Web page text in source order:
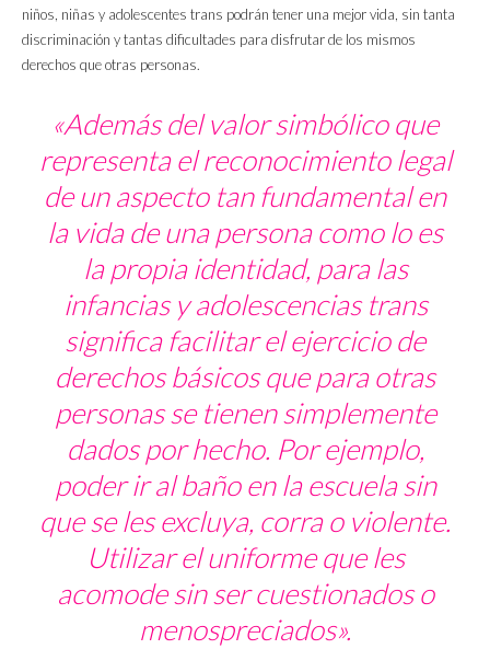
niños, niñas y adolescentes trans podrán tener una mejor vida, sin tanta
discriminación y tantas dificultades para disfrutar de los mismos
derechos que otras personas.
«Además del valor simbólico que
representa el reconocimiento legal
de un aspecto tan fundamental en
la vida de una persona como lo es
la propia identidad, para las
infancias y adolescencias trans
significa facilitar el ejercicio de
derechos básicos que para otras
personas se tienen simplemente
dados por hecho. Por ejemplo,
poder ir al baño en la escuela sin
que se les excluya, corra o violente.
Utilizar el uniforme que les
acomode sin ser cuestionados o
menospreciados».